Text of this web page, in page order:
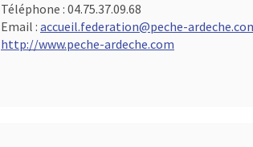
Téléphone : 04.75.37.09.68
Email : accueil.federation@peche-
http://www.peche-ardeche.com